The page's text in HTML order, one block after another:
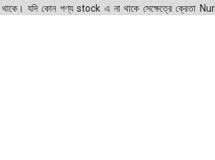
যদি কোন পণ্য stock এ না থাকে সেক্ষেত্রে ক্রেতা Nur